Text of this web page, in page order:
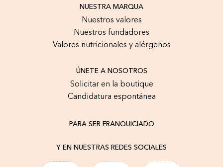
NUESTRA MARQUA
Nuestros valores
Nuestros fundadores
Valores nutricionales y alérgenos
ÚNETE A NOSOTROS
Solicitar en la boutique
Candidatura espontánea
PARA SER FRANQUICIADO
Y EN NUESTRAS REDES SOCIALES